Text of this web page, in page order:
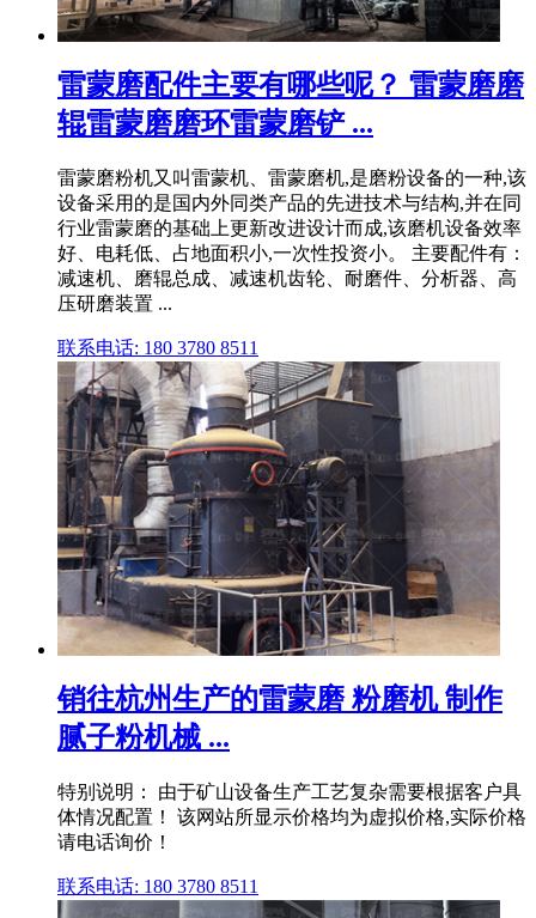
雷蒙磨配件主要有哪些呢？ 雷蒙磨磨
辊雷蒙磨磨环雷蒙磨铲 ...
雷蒙磨粉机又叫雷蒙机、雷蒙磨机,是磨粉设备的一种,该
设备采用的是国内外同类产品的先进技术与结构,并在同
行业雷蒙磨的基础上更新改进设计而成,该磨机设备效率
好、电耗低、占地面积小,一次性投资小。 主要配件有：
减速机、磨辊总成、减速机齿轮、耐磨件、分析器、高
压研磨装置 ...
联系电话: 180 3780 8511
销往杭州生产的雷蒙磨 粉磨机 制作
腻子粉机械 ...
特别说明： 由于矿山设备生产工艺复杂需要根据客户具
体情况配置！ 该网站所显示价格均为虚拟价格,实际价格
请电话询价！
联系电话: 180 3780 8511